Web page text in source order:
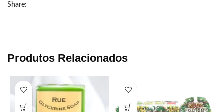
Share:
Produtos Relacionados